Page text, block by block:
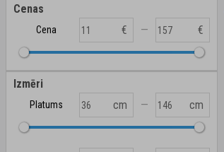
Cenas
Cena € — €
Izmēri
Platums cm — cm